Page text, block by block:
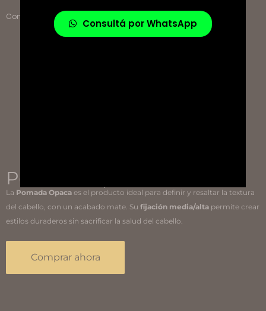
Comprar ahora
Pomada Opaca
La Pomada Opaca es el producto ideal para definir y resaltar la textura
del cabello, con un acabado mate. Su fijación media/alta permite crear
estilos duraderos sin sacrificar la salud del cabello.
Comprar ahora
Consultá por WhatsApp